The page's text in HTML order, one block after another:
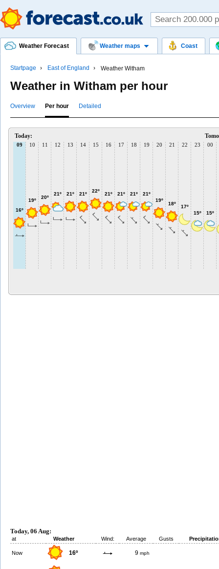
Weather Forecast Weather maps Coast
Startpage East of England Weather Witham
Weather in Witham per hour
Overview Per hour Detailed
Today:
09
16º
10
19º
11
20º
12
21º
13
21º
14
21º
15
22º
16
21º
17
21º
18
21º
19
21º
20
19º
21
18º
22
17º
23
15º
00
15º
Today, 06 Aug:
at Weather Wind: Average Gusts
Now 16º 9 mph